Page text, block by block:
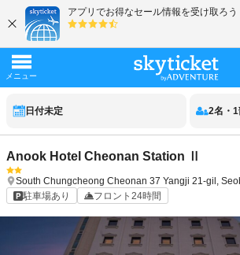
日付未定 2名 ・ 1
Anook Hotel Cheonan Station Ⅱ
South Chungcheong Cheonan 37 Yangji 21-gil,
駐車場あり
フロント24時間